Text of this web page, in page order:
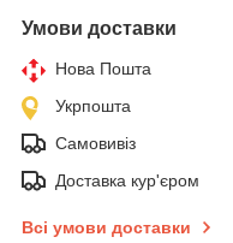
Умови доставки
Нова Пошта
Укрпошта
Самовивіз
Доставка кур'єром
Всі умови доставки